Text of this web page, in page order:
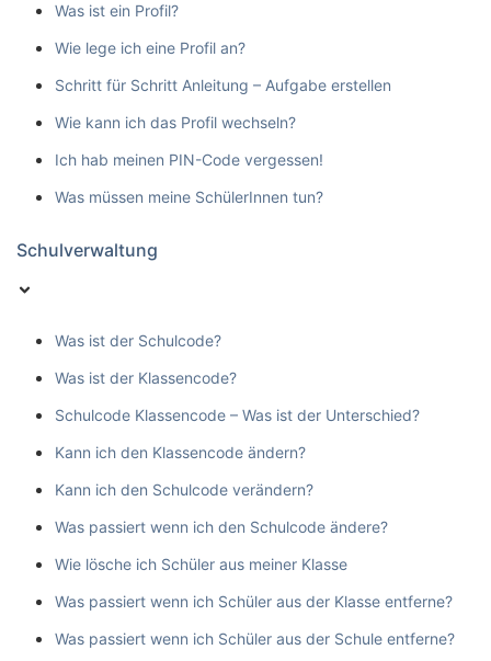
Was ist ein Profil?
Wie lege ich eine Profil an?
Schritt für Schritt Anleitung – Aufgabe erstellen
Wie kann ich das Profil wechseln?
Ich hab meinen PIN-Code vergessen!
Was müssen meine SchülerInnen tun?
Schulverwaltung
Was ist der Schulcode?
Was ist der Klassencode?
Schulcode Klassencode – Was ist der Unterschied?
Kann ich den Klassencode ändern?
Kann ich den Schulcode verändern?
Was passiert wenn ich den Schulcode ändere?
Wie lösche ich Schüler aus meiner Klasse
Was passiert wenn ich Schüler aus der Klasse entferne?
Was passiert wenn ich Schüler aus der Schule entferne?